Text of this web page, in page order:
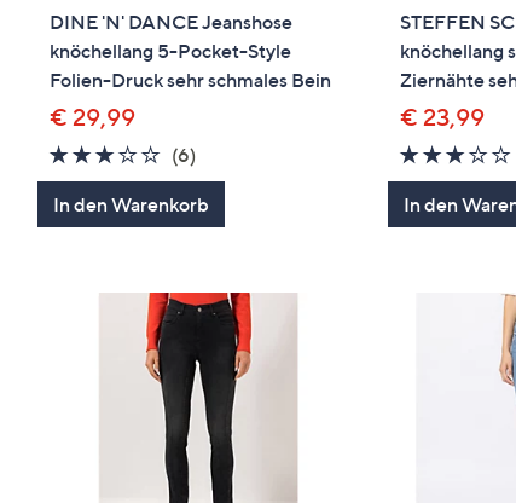
DINE 'N' DANCE Jeanshose
knöchellang 5-Pocket-Style
Folien-Druck sehr schmales Bein
€ 29,99
3.0
von
5
(6)
Bewertungen
In den Warenkorb
STEFFEN
knöchellang
Ziernähte
€ 23,99
In den